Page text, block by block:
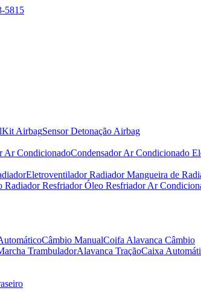
5815
Kit AirbagSensor Detonação Airbag
Ar CondicionadoCondensador Ar Condicionado
Eletroventilador RadiadorMangueira de
Radiador Resfriador Óleo Resfriador Ar
Câmbio ManualCoifa Alavanca Câmbio
TrambuladorAlavanca TraçãoCaixa